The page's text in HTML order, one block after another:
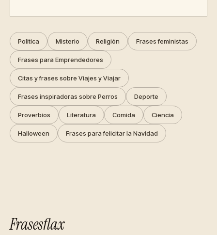
Política Misterio Religión Frases feministas
Frases para Emprendedores
Citas y frases sobre Viajes y Viajar
Frases inspiradoras sobre Perros Deporte
Proverbios Literatura Comida Ciencia
Halloween Frases para felicitar la Navidad
Frasesflax